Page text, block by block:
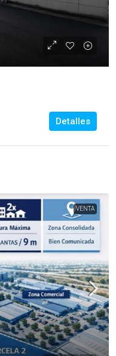
Detalles
VENTA